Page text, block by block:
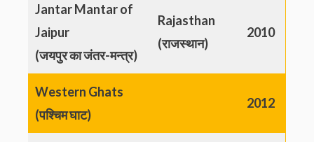
Jantar Mantar of
Jaipur
(जयपुर का जंतर-मन्त्र)
Rajasthan
(राजस्थान)
2010
Western Ghats
(पश्चिम घाट)
2012